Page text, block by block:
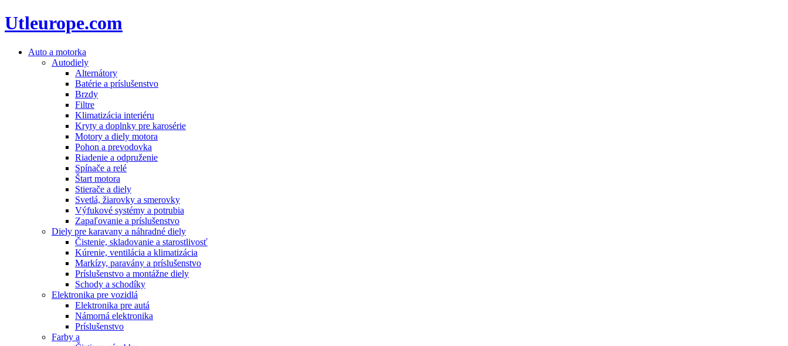
Utleurope.com
Auto a motorka
Autodiely
Alternátory
Batérie a príslušenstvo
Brzdy
Filtre
Klimatizácia interiéru
Kryty a doplnky pre karosérie
Motory a diely motora
Pohon a prevodovka
Riadenie a odpruženie
Spínače a relé
Štart motora
Stierače a diely
Svetlá, žiarovky a smerovky
Výfukové systémy a potrubia
Zapaľovanie a príslušenstvo
Diely pre karavany a náhradné diely
Čistenie, skladovanie a starostlivosť
Kúrenie, ventilácia a klimatizácia
Markízy, paravány a príslušenstvo
Príslušenstvo a montážne diely
Schody a schodíky
Elektronika pre vozidlá
Elektronika pre autá
Námorná elektronika
Príslušenstvo
Farby a